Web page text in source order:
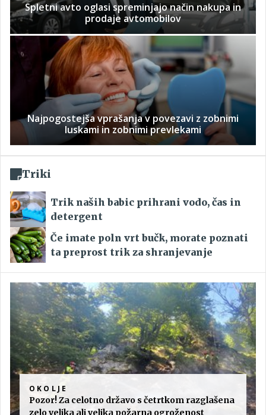
Spletni avto oglasi spreminjajo način nakupa in
prodaje avtomobilov
Najpogostejša vprašanja v povezavi z zobnimi
luskami in zobnimi prevlekami
Triki
Trik naših babic prihrani vodo, čas in
detergent
Če imate poln vrt bučk, morate poznati
ta preprost trik za shranjevanje
OKOLJE
Pozor! Za celotno državo s četrtkom razglašena
zelo velika ali velika požarna ogroženost